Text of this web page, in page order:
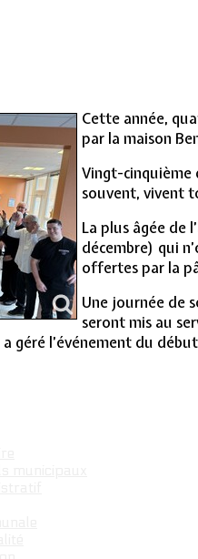
Cette année,
par la maison
Vingt-cinquième
souvent, vivent
La plus âgée de
décembre) qui
offertes par la
Une journée de
seront mis au
géré l’événement du